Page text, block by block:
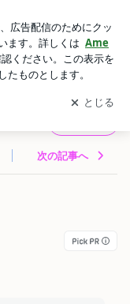
を受け取りまし
開く
次の記事へ